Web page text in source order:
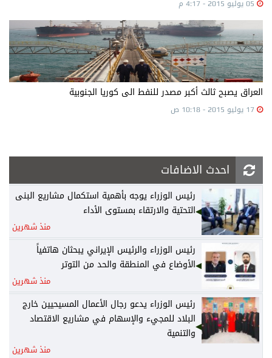
العراق يصبح ثالث أكبر مصدر للنفط الى كوريا الجنوبية
احدث الاضافات
رئيس الوزراء يوجه بأهمية استكمال مشاريع البنى
التحتية والارتقاء بمستوى الأداء
منذ شهرين
رئيس الوزراء والرئيس الإيراني يبحثان هاتفياً
الأوضاع في المنطقة والحد من التوتر
منذ شهرين
رئيس الوزراء يدعو رجال الأعمال المسيحيين خارج
البلاد للمجيء والإسهام في مشاريع الاقتصاد
والتنمية
منذ شهرين